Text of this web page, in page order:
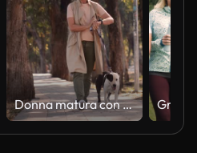
Donna matura con smartwatch cane da passeggio e controllo dei progressi dell'esercizio